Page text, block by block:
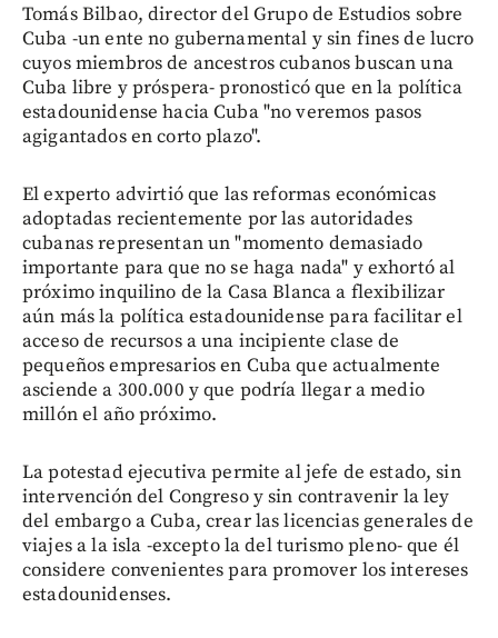
Tomás Bilbao, director del Grupo de Estudios sobre
Cuba -un ente no gubernamental y sin fines de lucro
cuyos miembros de ancestros cubanos buscan una
Cuba libre y próspera- pronosticó que en la política
estadounidense hacia Cuba "no veremos pasos
agigantados en corto plazo".
El experto advirtió que las reformas económicas
adoptadas recientemente por las autoridades
cubanas representan un "momento demasiado
importante para que no se haga nada" y exhortó al
próximo inquilino de la Casa Blanca a flexibilizar
aún más la política estadounidense para facilitar el
acceso de recursos a una incipiente clase de
pequeños empresarios en Cuba que actualmente
asciende a 300.000 y que podría llegar a medio
millón el año próximo.
La potestad ejecutiva permite al jefe de estado, sin
intervención del Congreso y sin contravenir la ley
del embargo a Cuba, crear las licencias generales de
viajes a la isla -excepto la del turismo pleno- que él
considere convenientes para promover los intereses
estadounidenses.